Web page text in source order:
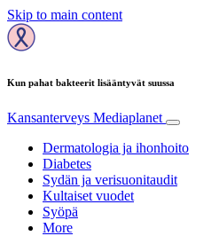
Skip to main content
Kun pahat bakteerit lisääntyvät suussa
Kansanterveys Mediaplanet
Dermatologia ja ihonhoito
Diabetes
Sydän ja verisuonitaudit
Kultaiset vuodet
Syöpä
More